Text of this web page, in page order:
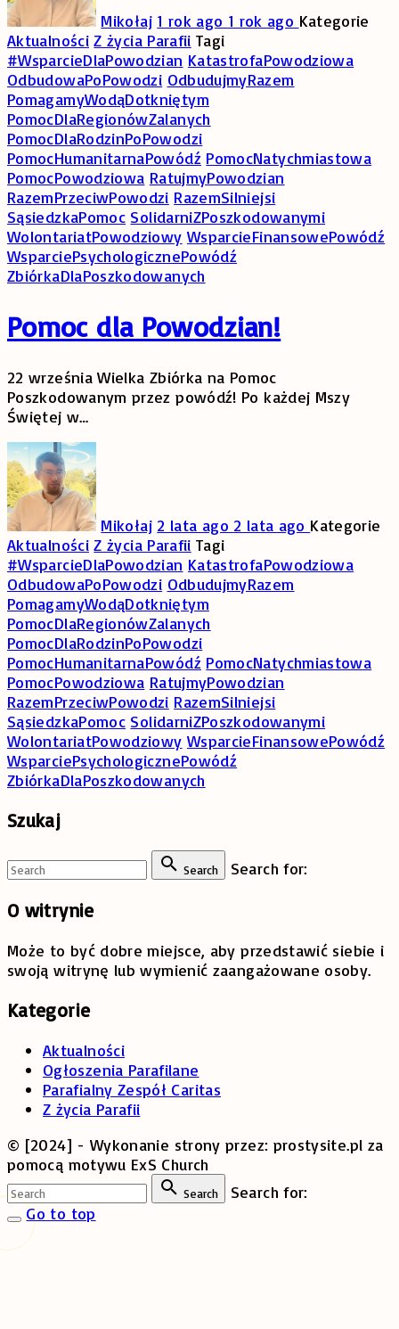
Mikołaj 1 rok ago 1 rok ago Kategorie
Aktualności Z życia Parafii Tagi
#WsparcieDlaPowodzian KatastrofaPowodziowa
OdbudowaPoPowodzi OdbudujmyRazem
PomagamyWodąDotkniętym
PomocDlaRegionówZalanych
PomocDlaRodzinPoPowodzi
PomocHumanitarnaPowódź PomocNatychmiastowa
PomocPowodziowa RatujmyPowodzian
RazemPrzeciwPowodzi RazemSilniejsi
SąsiedzkaPomoc SolidarniZPoszkodowanymi
WolontariatPowodziowy WsparcieFinansowePowódź
WsparciePsychologicznePowódź
ZbiórkaDlaPoszkodowanych
Pomoc dla Powodzian!
22 września Wielka Zbiórka na Pomoc
Poszkodowanym przez powódź! Po każdej Mszy
Świętej w…
Mikołaj 2 lata ago 2 lata ago Kategorie
Aktualności Z życia Parafii Tagi
#WsparcieDlaPowodzian KatastrofaPowodziowa
OdbudowaPoPowodzi OdbudujmyRazem
PomagamyWodąDotkniętym
PomocDlaRegionówZalanych
PomocDlaRodzinPoPowodzi
PomocHumanitarnaPowódź PomocNatychmiastowa
PomocPowodziowa RatujmyPowodzian
RazemPrzeciwPowodzi RazemSilniejsi
SąsiedzkaPomoc SolidarniZPoszkodowanymi
WolontariatPowodziowy WsparcieFinansowePowódź
WsparciePsychologicznePowódź
ZbiórkaDlaPoszkodowanych
Szukaj
Search Search for:
O witrynie
Może to być dobre miejsce, aby przedstawić siebie i
swoją witrynę lub wymienić zaangażowane osoby.
Kategorie
Aktualności
Ogłoszenia Parafilane
Parafialny Zespół Caritas
Z życia Parafii
© [2024] - Wykonanie strony przez: prostysite.pl za
pomocą motywu ExS Church
Search
Search for:
Go to top